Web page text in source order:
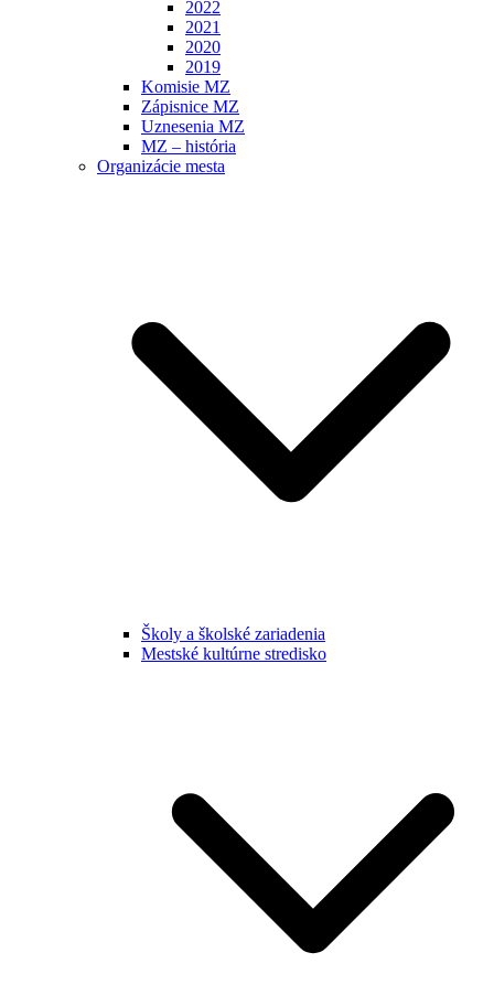
2022
2021
2020
2019
Komisie MZ
Zápisnice MZ
Uznesenia MZ
MZ – história
Organizácie mesta
Školy a školské zariadenia
Mestské kultúrne stredisko